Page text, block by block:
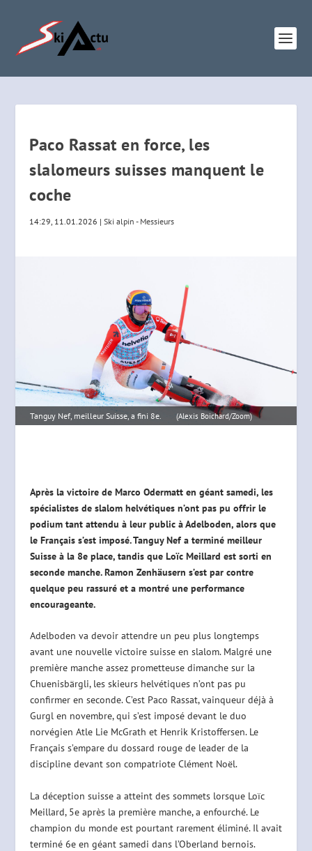
Paco Rassat en force, les
slalomeurs suisses manquent le
coche
14:29, 11.01.2026 |Ski alpin - Messieurs
Tanguy Nef, meilleur Suisse, a fini 8e. (Alexis Boichard/Zoom)
Après la victoire de Marco Odermatt en géant samedi, les
spécialistes de slalom helvétiques n’ont pas pu offrir le
podium tant attendu à leur public à Adelboden, alors que
le Français s’est imposé. Tanguy Nef a terminé meilleur
Suisse à la 8e place, tandis que Loïc Meillard est sorti en
seconde manche. Ramon Zenhäusern s’est par contre
quelque peu rassuré et a montré une performance
encourageante.
Adelboden va devoir attendre un peu plus longtemps
avant une nouvelle victoire suisse en slalom. Malgré une
première manche assez prometteuse dimanche sur la
Chuenisbärgli, les skieurs helvétiques n’ont pas pu
confirmer en seconde. C’est Paco Rassat, vainqueur déjà à
Gurgl en novembre, qui s’est imposé devant le duo
norvégien Atle Lie McGrath et Henrik Kristoffersen. Le
Français s’empare du dossard rouge de leader de la
discipline devant son compatriote Clément Noël.
La déception suisse a atteint des sommets lorsque Loïc
Meillard, 5e après la première manche, a enfourché. Le
champion du monde est pourtant rarement éliminé. Il avait
terminé 6e en géant samedi dans l’Oberland bernois.